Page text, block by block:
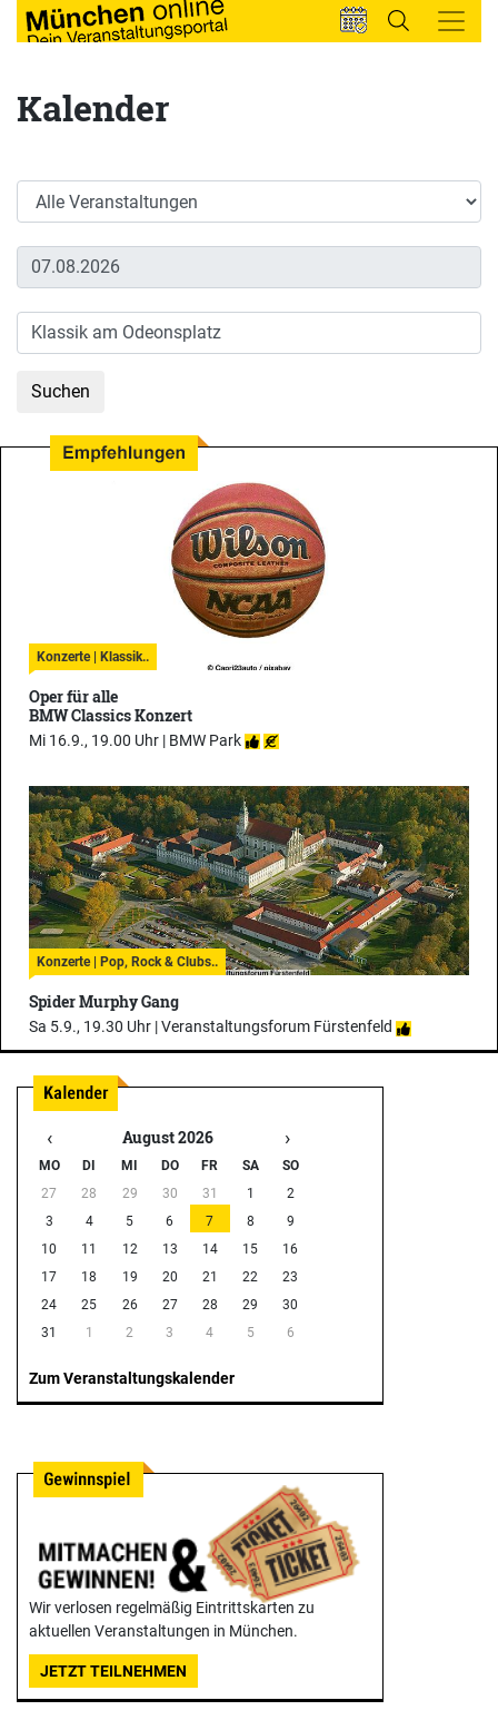
Kalender
Konzerte | Klassik..
Oper für alle
BMW Classics Konzert
Mi 16.9., 19.00 Uhr | BMW Park
Konzerte | Pop, Rock & Clubs..
Spider Murphy Gang
Sa 5.9., 19.30 Uhr |Veranstaltungsforum Fürstenfeld
‹ August 2026 ›
MO DI MI DO FR SA
SO
27
28 29 30 31 1
2
3
4 5 6 7 8
9
10
11 12 13 14 15
16
17
18 19 20 21 22
23
24
25 26 27 28 29
30
31
1 2 3 4 5 6
Zum Veranstaltungskalender
Wir verlosen regelmäßig Eintrittskarten zu
aktuellen Veranstaltungen in München.
JETZT TEILNEHMEN